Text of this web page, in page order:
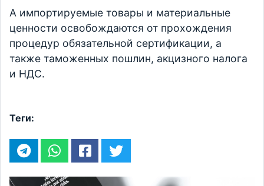
А импортируемые товары и материальные
ценности освобождаются от прохождения
процедур обязательной сертификации, а
также таможенных пошлин, акцизного налога
и НДС.
Теги: